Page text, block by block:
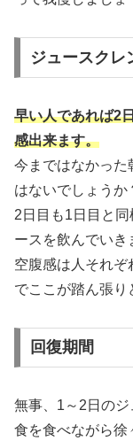
ジュースクレ
早い人であれば2
感出来ます。
今まではなかった
はないでしょうか
2日目も1日目と
ースを飲んでいき
空腹感は人それ
でここが踏ん張り
回復期間
無事、1～2日の
食を食べながら徐